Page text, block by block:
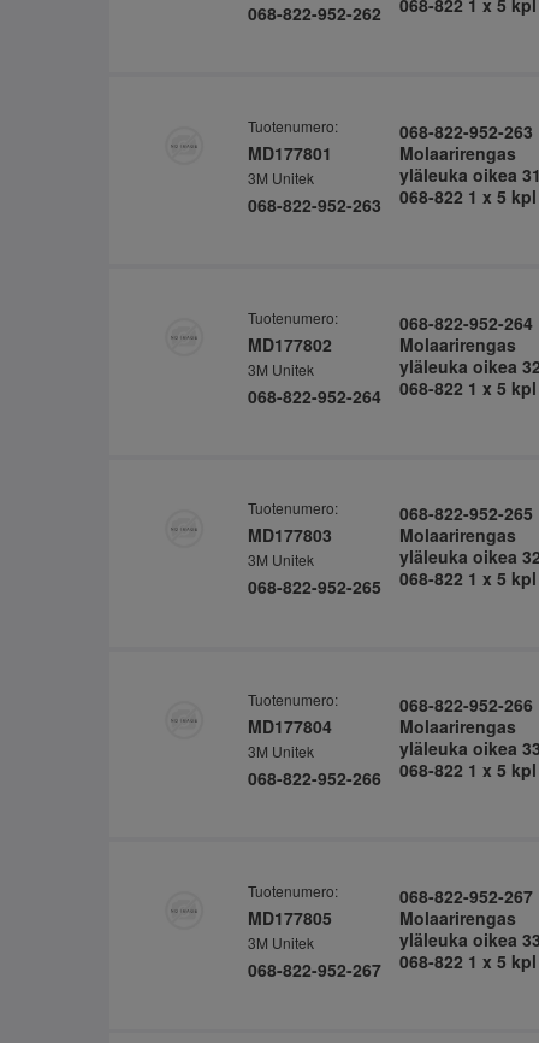
068-822-952-262
068-822 1 x 5 kpl
Tuotenumero:
MD177801
3M Unitek
068-822-952-263
068-822-952-263
Molaarirengas
yläleuka oikea
068-822 1 x 5 kpl
Tuotenumero:
MD177802
3M Unitek
068-822-952-264
068-822-952-264
Molaarirengas
yläleuka oikea
068-822 1 x 5 kpl
Tuotenumero:
MD177803
3M Unitek
068-822-952-265
068-822-952-265
Molaarirengas
yläleuka oikea
068-822 1 x 5 kpl
Tuotenumero:
MD177804
3M Unitek
068-822-952-266
068-822-952-266
Molaarirengas
yläleuka oikea
068-822 1 x 5 kpl
Tuotenumero:
MD177805
3M Unitek
068-822-952-267
068-822-952-267
Molaarirengas
yläleuka oikea
068-822 1 x 5 kpl